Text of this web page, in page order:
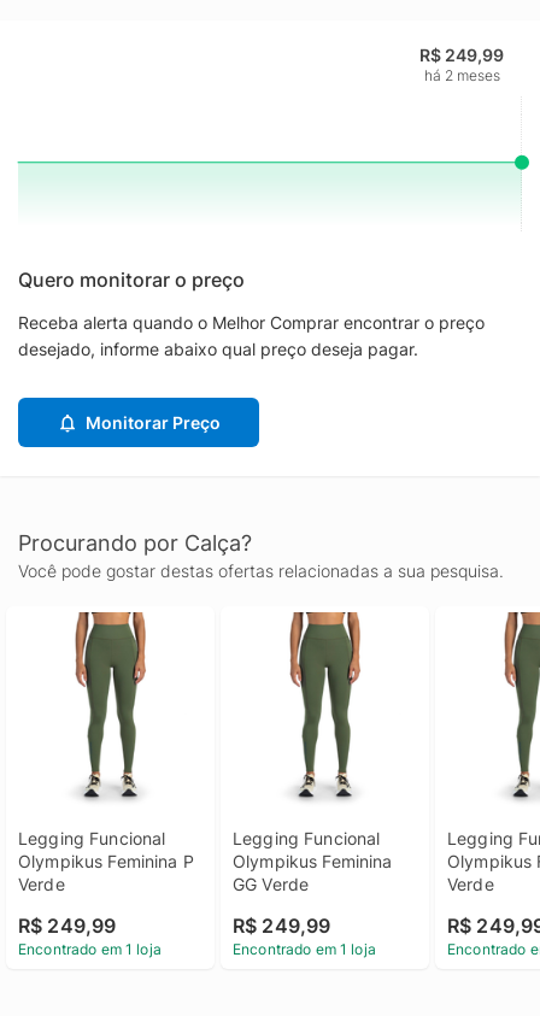
R$ 249,99
há 2 meses
Quero monitorar o preço
Receba alerta quando o Melhor Comprar encontrar o preço
desejado, informe abaixo qual preço deseja pagar.
Monitorar Preço
Procurando por Calça?
Você pode gostar destas ofertas relacionadas a sua pesquisa.
Legging Funcional
Olympikus Feminina P
Verde
R$ 249,99
Encontrado em 1 loja
Legging Funcional
Olympikus Feminina
GG Verde
R$ 249,99
Encontrado em 1 loja
Legging
Olympikus
Verde
R$
Encontrado